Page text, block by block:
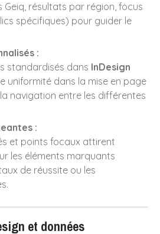
Design produit
Edition
Illustration
Illustrations
Packaging
Rapport d'activité et
catalogue
Site Web UI / UX
Geiq, résultats par région, focus
spécifiques) pour guider le
:
standardisés dans InDesign
uniformité dans la mise en page
navigation entre les différentes
:
et points focaux attirent
les éléments marquants
de réussite ou les
et données